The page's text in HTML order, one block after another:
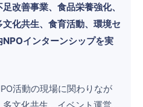
改善事業、食品栄養強化、
化共生、食育活動、環境セ
インターンシップを実
活動の現場に関わりなが